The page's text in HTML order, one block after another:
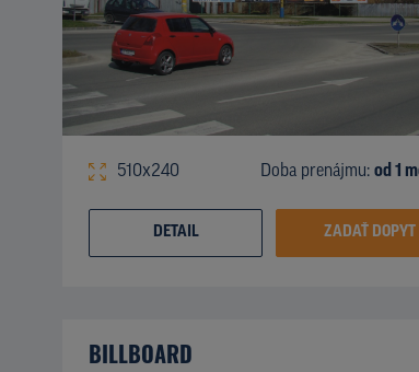
510x240 Doba prenájmu: od 1
DETAIL ZADAŤ DOPYT
BILLBOARD